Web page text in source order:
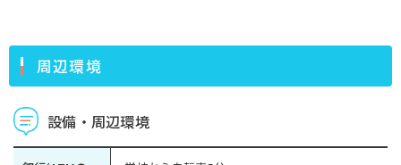
周辺環境
設備・周辺環境